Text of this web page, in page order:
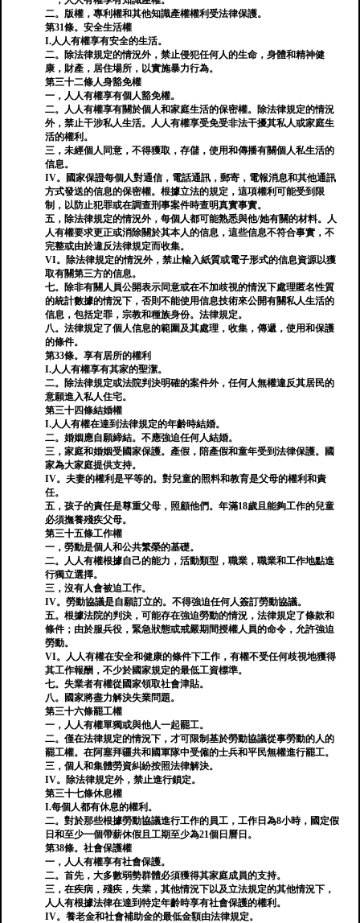
二。版權，專利權和其他知識產權權利受法律保護。
第31條。安全生活權
I.人人有權享有安全的生活。
二。除法律規定的情況外，禁止侵犯任何人的生命，身體和精神健
康，財產，居住場所，以實施暴力行為。
第三十二條人身豁免權
一，人人有權享有個人豁免權。
二。人人有權享有關於個人和家庭生活的保密權。除法律規定的情況
外，禁止干涉私人生活。人人有權享受免受非法干擾其私人或家庭生
活的權利。
三，未經個人同意，不得獲取，存儲，使用和傳播有關個人私生活的
信息。
IV。國家保證每個人對通信，電話通訊，郵寄，電報消息和其他通訊
方式發送的信息的保密權。根據立法的規定，這項權利可能受到限
制，以防止犯罪或在調查刑事案件時查明真實事實。
五，除法律規定的情況外，每個人都可能熟悉與他/她有關的材料。人
人有權要求更正或消除關於其本人的信息，這些信息不符合事實，不
完整或由於違反法律規定而收集。
VI。除法律規定的情況外，禁止輸入紙質或電子形式的信息資源以獲
取有關第三方的信息。
七。除非有關人員公開表示同意或在不加歧視的情況下處理匿名性質
的統計數據的情況下，否則不能使用信息技術來公開有關私人生活的
信息，包括定罪，宗教和種族身份。法律規定。
八。法律規定了個人信息的範圍及其處理，收集，傳遞，使用和保護
的條件。
第33條。享有居所的權利
I.人人有權享有其家的聖潔。
二。除法律規定或法院判決明確的案件外，任何人無權違反其居民的
意願進入私人住宅。
第三十四條結婚權
I.人人有權在達到法律規定的年齡時結婚。
二。婚姻應自願締結。不應強迫任何人結婚。
三，家庭和婚姻受國家保護。產假，陪產假和童年受到法律保護。國
家為大家庭提供支持。
IV。夫妻的權利是平等的。對兒童的照料和教育是父母的權利和責
任。
五，孩子的責任是尊重父母，照顧他們。年滿18歲且能夠工作的兒童
必須撫養殘疾父母。
第三十五條工作權
一，勞動是個人和公共繁榮的基礎。
二。人人有權根據自己的能力，活動類型，職業，職業和工作地點進
行獨立選擇。
三，沒有人會被迫工作。
IV。勞動協議是自願訂立的。不得強迫任何人簽訂勞動協議。
五。根據法院的判決，可能存在強迫勞動的情況，法律規定了條款和
條件；由於服兵役，緊急狀態或戒嚴期間授權人員的命令，允許強迫
勞動。
VI。人人有權在安全和健康的條件下工作，有權不受任何歧視地獲得
其工作報酬，不少於國家規定的最低工資標準。
七。失業者有權從國家領取社會津貼。
八。國家將盡力解決失業問題。
第三十六條罷工權
一，人人有權單獨或與他人一起罷工。
二。僅在法律規定的情況下，才可限制基於勞動協議從事勞動的人的
罷工權。在阿塞拜疆共和國軍隊中受僱的士兵和平民無權進行罷工。
三，個人和集體勞資糾紛按照法律解決。
IV。除法律規定外，禁止進行鎖定。
第三十七條休息權
I.每個人都有休息的權利。
二。對於那些根據勞動協議進行工作的員工，工作日為8小時，國定假
日和至少一個帶薪休假且工期至少為21個日曆日。
第38條。社會保護權
一，人人有權享有社會保護。
二。首先，大多數弱勢群體必須獲得其家庭成員的支持。
三，在疾病，殘疾，失業，其他情況下以及立法規定的其他情況下，
人人有根據法律在達到特定年齡時享有社會保護的權利。
IV。養老金和社會補助金的最低金額由法律規定。